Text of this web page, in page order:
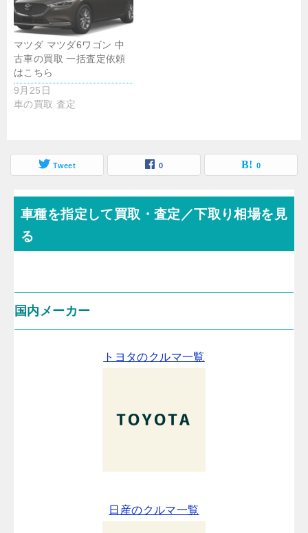
マツダ マツダ6ワゴン 中
古車の買取 一括査定依頼
はこちら
9月25日
車の買取 査定
Tweet 0 0
車種を指定して買取・査定／下取り相場を見
る
国内メーカー
トヨタのクルマ一覧
日産のクルマ一覧